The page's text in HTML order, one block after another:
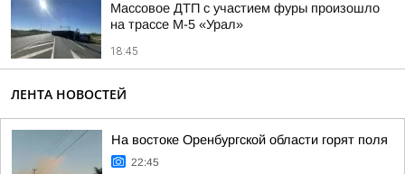
Массовое ДТП с участием фуры произошло
на трассе М-5 «Урал»
18:45
ЛЕНТА НОВОСТЕЙ
На востоке Оренбургской области горят поля
22:45